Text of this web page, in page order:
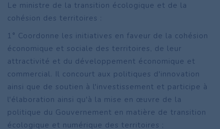
Le ministre de la transition écologique et de la
cohésion des territoires :
1° Coordonne les initiatives en faveur de la cohésion
économique et sociale des territoires, de leur
attractivité et du développement économique et
commercial. Il concourt aux politiques d'innovation
ainsi que de soutien à l'investissement et participe à
l'élaboration ainsi qu'à la mise en œuvre de la
politique du Gouvernement en matière de transition
écologique et numérique des territoires ;